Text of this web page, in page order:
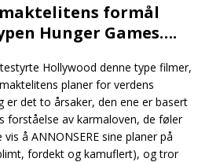
maktelitens formål
Hunger Games….
Hollywood denne type filmer,
planer for verdens
er det to årsaker, den ene er basert
forståelse av karmaloven, de føler
å ANNONSERE sine planer på
fordekt og kamuflert), og tror